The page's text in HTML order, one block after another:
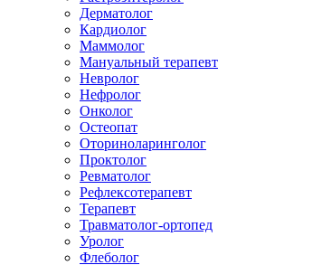
Дерматолог
Кардиолог
Маммолог
Мануальный терапевт
Невролог
Нефролог
Онколог
Остеопат
Оториноларинголог
Проктолог
Ревматолог
Рефлексотерапевт
Терапевт
Травматолог-ортопед
Уролог
Флеболог